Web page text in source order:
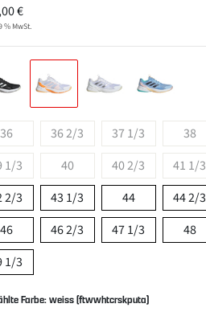
€
% MwSt.
36 36 2/3 37 1/3 38
1/3
40 40 2/3 41 1/3
2/3
43 1/3 44 44 2/3
46
46 2/3 47 1/3 48
1/3
Farbe: weiss (ftwwhtcrskputa)